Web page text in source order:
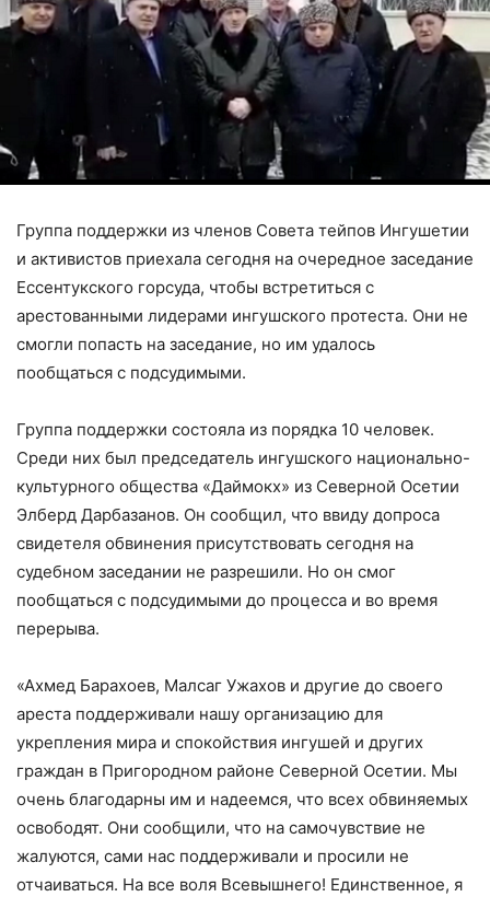
Группа поддержки из членов Совета тейпов Ингушетии
и активистов приехала сегодня на очередное заседание
Ессентукского горсуда, чтобы встретиться с
арестованными лидерами ингушского протеста. Они не
смогли попасть на заседание, но им удалось
пообщаться с подсудимыми.
Группа поддержки состояла из порядка 10 человек.
Среди них был председатель ингушского национально-
культурного общества «Даймокх» из Северной Осетии
Элберд Дарбазанов. Он сообщил, что ввиду допроса
свидетеля обвинения присутствовать сегодня на
судебном заседании не разрешили. Но он смог
пообщаться с подсудимыми до процесса и во время
перерыва.
«Ахмед Барахоев, Малсаг Ужахов и другие до своего
ареста поддерживали нашу организацию для
укрепления мира и спокойствия ингушей и других
граждан в Пригородном районе Северной Осетии. Мы
очень благодарны им и надеемся, что всех обвиняемых
освободят. Они сообщили, что на самочувствие не
жалуются, сами нас поддерживали и просили не
отчаиваться. На все воля Всевышнего! Единственное, я